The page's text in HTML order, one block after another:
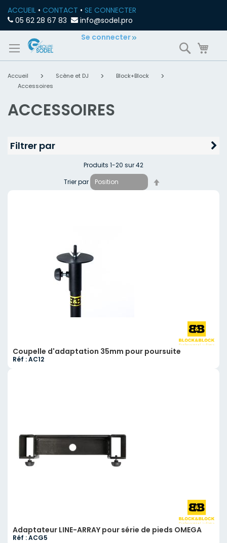
ACCUEIL • CONTACT • SE CONNECTER
05 62 28 67 83
info@sodel.pro
Se connecter
Accueil Scène et DJ
Block+Block
Accessoires
ACCESSOIRES
Produits 1-20 sur42
Trier par
Coupelle d'adaptation 35mm pour poursuite
Réf : AC12
Adaptateur LINE-ARRAY pour série de pieds OMEGA
Réf : ACG5
Filtrer par